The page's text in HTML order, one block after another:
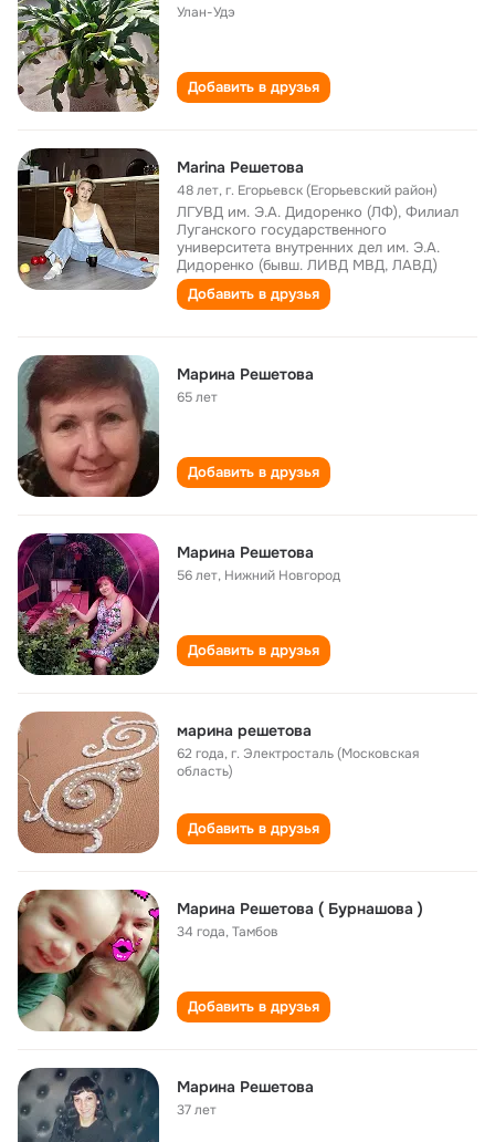
Улан-Удэ
Добавить в друзья
Marina Решетова
48 лет,г. Егорьевск (Егорьевский район)
ЛГУВД им. Э.А. Дидоренко (ЛФ), Филиал
Луганского государственного
университета внутренних дел им. Э.А.
Дидоренко (бывш. ЛИВД МВД, ЛАВД)
Добавить в друзья
Марина Решетова
65 лет
Добавить в друзья
Марина Решетова
56 лет, Нижний Новгород
Добавить в друзья
марина решетова
62 года,г. Электросталь (Московская
область)
Добавить в друзья
Марина Решетова ( Бурнашова )
34 года,Тамбов
Добавить в друзья
Марина Решетова
37 лет